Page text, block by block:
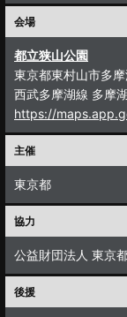
会場
都立狭山公園
東京都東村山市多
西武多摩湖線 多摩
https://
主催
東京都
協力
公益財団法人 東京
後援